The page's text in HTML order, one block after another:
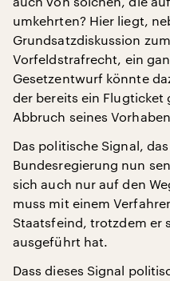
umkehrten? Hier liegt,
Grundsatzdiskussion
Vorfeldstrafrecht, ein
Gesetzentwurf könnte
der bereits ein Flugticket
Abbruch seines
Das politische Signal,
Bundesregierung nun
sich auch nur auf den
muss mit einem
Staatsfeind, trotzdem er
ausgeführt hat.
Dass dieses Signal